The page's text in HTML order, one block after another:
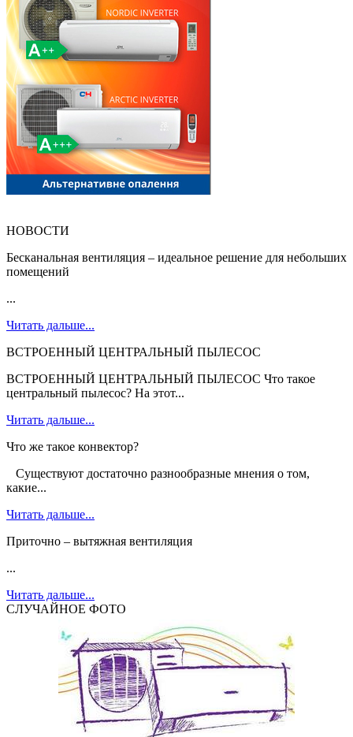
НОВОСТИ
Бесканальная вентиляция – идеальное решение для небольших
помещений
...
Читать дальше...
ВСТРОЕННЫЙ ЦЕНТРАЛЬНЫЙ ПЫЛЕСОС
ВСТРОЕННЫЙ ЦЕНТРАЛЬНЫЙ ПЫЛЕСОС Что такое
центральный пылесос? На этот...
Читать дальше...
Что же такое конвектор?
Существуют достаточно разнообразные мнения о том,
какие...
Читать дальше...
Приточно – вытяжная вентиляция
...
Читать дальше...
СЛУЧАЙНОЕ ФОТО